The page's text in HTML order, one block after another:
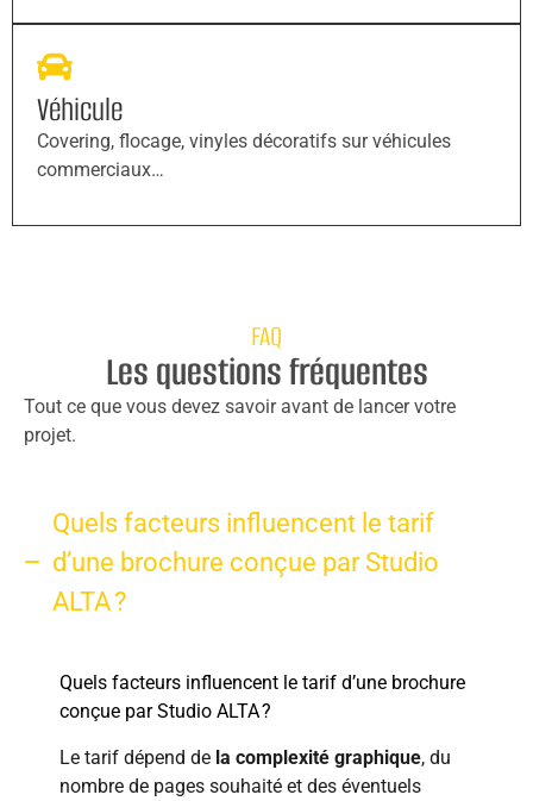
Véhicule
Covering, flocage, vinyles décoratifs sur véhicules
commerciaux…
FAQ
Les questions fréquentes
Tout ce que vous devez savoir avant de lancer votre
projet.
Quels facteurs influencent le tarif
d’une brochure conçue par Studio
ALTA ?
Quels facteurs influencent le tarif d’une brochure
conçue par Studio ALTA ?
Le tarif dépend de la complexité graphique, du
nombre de pages souhaité et des éventuels